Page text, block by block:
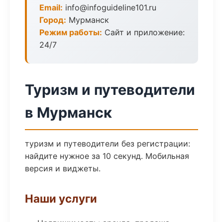
Email: info@infoguideline101.ru
Город: Мурманск
Режим работы: Сайт и приложение:
24/7
Туризм и путеводители
в Мурманск
туризм и путеводители без регистрации:
найдите нужное за 10 секунд. Мобильная
версия и виджеты.
Наши услуги